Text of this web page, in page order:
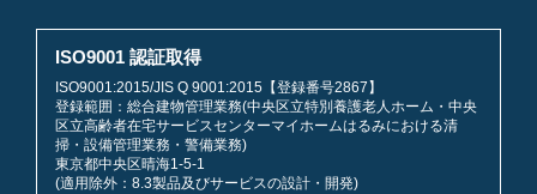
ISO9001 認証取得
ISO9001:2015/JIS Q 9001:2015【登録番号2867】
登録範囲：総合建物管理業務(中央区立特別養護老人ホーム・中央
区立高齢者在宅サービスセンターマイホームはるみにおける清
掃・設備管理業務・警備業務)
東京都中央区晴海1-5-1
(適用除外：8.3製品及びサービスの設計・開発)